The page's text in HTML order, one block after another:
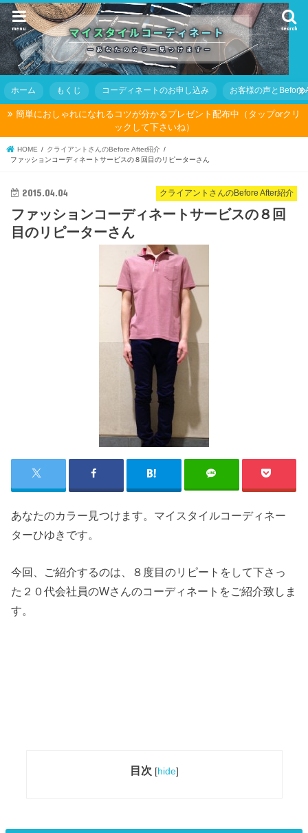
search
menu
ホーム もくじ コーディネートのお申し込み お客様の声とBefore
簡単におしゃれになれるコツが分かるプレゼント配布中（タップorクリ
ックして下さいね）
HOME
クライアントさんのBefore After紹介
ファッションコーディネートサービスの８回目のリピーターさん
クライアントさんのBefore After紹介
2015.04.04
ファッションコーディネートサービスの８回
目のリピーターさん
あなたのカラー見つけます。マイスタイルコーディネー
ターひゆきです。
今回、ご紹介するのは、８度目のリピートをして下さっ
た２０代会社員のWさんのコーディネートをご紹介致しま
す。
目次 [hide]